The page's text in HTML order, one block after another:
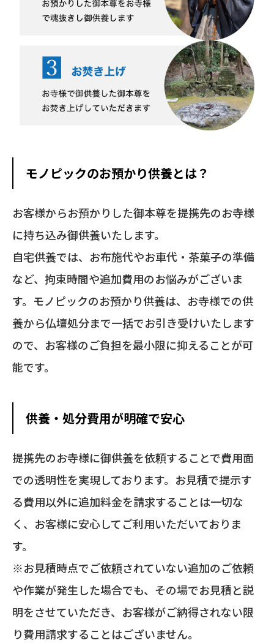
モノピックのお預かり供養とは？
お客様からお預かりした御本尊を提携先のお寺様
に持ち込み御供養いたします。
自宅供養では、お布施代やお車代・茶菓子の準備
など、拘束時間や追加費用のお悩みがございま
す。モノピックのお預かり供養は、お寺様での供
養から仏壇処分まで一括でお引き受けいたします
ので、お客様のご負担を最小限に抑えることが可
能です。
供養・処分費用が明確で安心
提携先のお寺様に御供養を依頼することで費用面
での透明性を実現しております。お見積で提示す
る費用以外に追加料金を請求することは一切な
く、 お客様に安心してご利用いただいておりま
す。
※お見積時点でご依頼されていない追加のご依頼
や作業が発生した場合でも、その場でお見積と説
明をさせていただき、お客様がご納得されない限
り費用請求することはございません。